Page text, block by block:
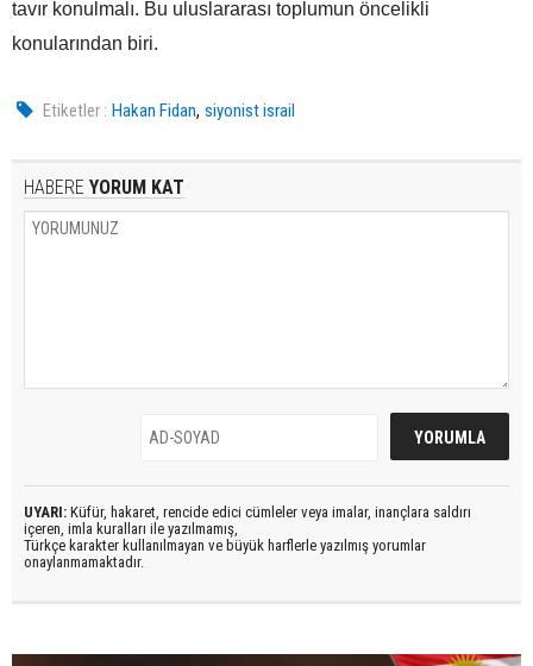
tavır konulmalı. Bu uluslararası toplumun öncelikli
konularından biri.
Etiketler : Hakan Fidan,siyonist israil
HABERE YORUM KAT
UYARI: Küfür, hakaret, rencide edici cümleler veya imalar, inançlara saldırı
içeren, imla kuralları ile yazılmamış,
Türkçe karakter kullanılmayan ve büyük harflerle yazılmış yorumlar
onaylanmamaktadır.